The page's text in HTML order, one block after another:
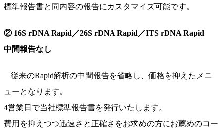
標準報告書と同内容の報告にカスタマイズ可能です。
② 16S rDNA Rapid／26S rDNA Rapid／ITS rDNA Rapid
中間報告なし
従来のRapid解析の中間報告を省略し、価格を抑えたメニ
ューとなります。
4営業日で当社標準報告書を発行いたします。
費用を抑えつつ迅速さと正確さをお求めの方にお薦めのコー